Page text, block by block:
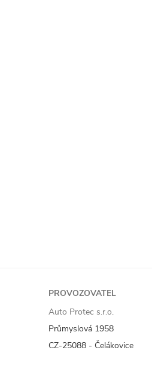
PROVOZOVATEL
Auto Protec s.r.o.
Průmyslová 1958
CZ-25088 - Čelákovice